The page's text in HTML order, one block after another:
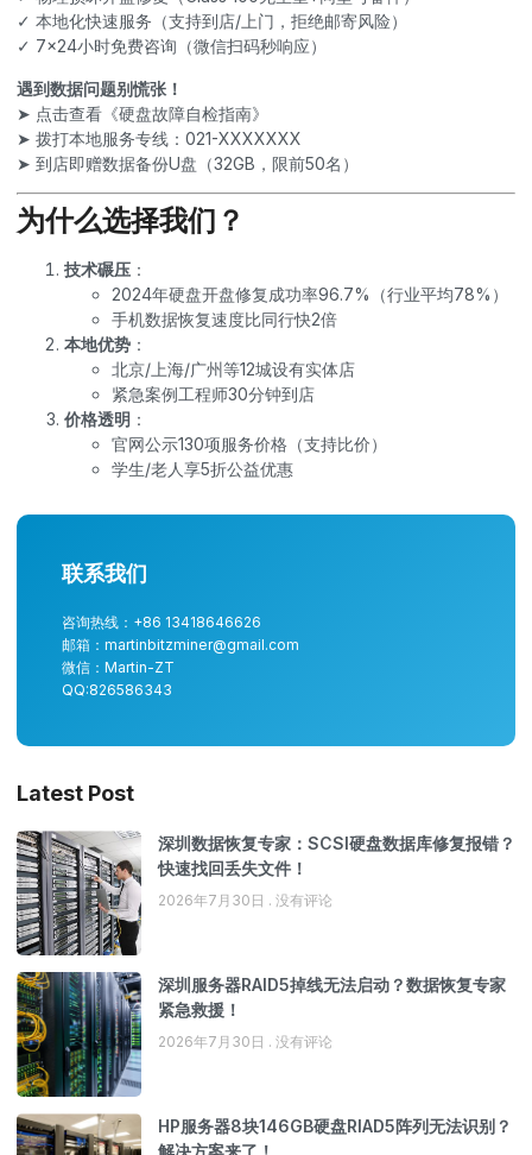
✓ 本地化快速服务（支持到店/上门，拒绝邮寄风险）
✓ 7×24小时免费咨询（微信扫码秒响应）
遇到数据问题别慌张！
➤ 点击查看《硬盘故障自检指南》
➤ 拨打本地服务专线：021-XXXXXXX
➤ 到店即赠数据备份U盘（32GB，限前50名）
为什么选择我们？
技术碾压 ：
2024年硬盘开盘修复成功率96.7%（行业平均78%）
手机数据恢复速度比同行快2倍
本地优势 ：
北京/上海/广州等12城设有实体店
紧急案例工程师30分钟到店
价格透明 ：
官网公示130项服务价格（支持比价）
学生/老人享5折公益优惠
联系我们
咨询热线：+86 13418646626
邮箱：martinbitzminer@gmail.com
微信：Martin-ZT
QQ:826586343
Latest Post
深圳数据恢复专家：SCSI硬盘数据库修复报错？
快速找回丢失文件！
2026年7月30日 没有评论
深圳服务器RAID5掉线无法启动？数据恢复专家
紧急救援！
2026年7月30日 没有评论
HP服务器8块146GB硬盘RIAD5阵列无法识别？